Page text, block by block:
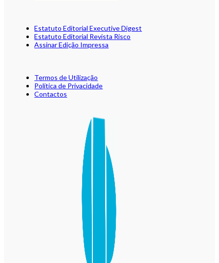
Estatuto Editorial Executive Digest
Estatuto Editorial Revista Risco
Assinar Edição Impressa
Termos de Utilização
Política de Privacidade
Contactos